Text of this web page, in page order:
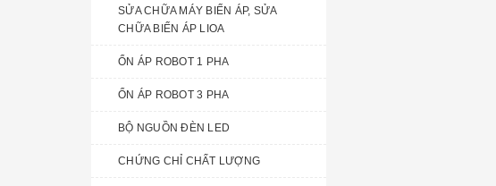
SỬA CHỮA MÁY BIẾN ÁP, SỬA
CHỮA BIẾN ÁP LIOA
ỔN ÁP ROBOT 1 PHA
ỔN ÁP ROBOT 3 PHA
BỘ NGUỒN ĐÈN LED
CHỨNG CHỈ CHẤT LƯỢNG